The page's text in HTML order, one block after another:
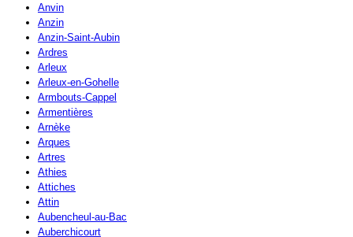
Anvin
Anzin
Anzin-Saint-Aubin
Ardres
Arleux
Arleux-en-Gohelle
Armbouts-Cappel
Armentières
Arnèke
Arques
Artres
Athies
Attiches
Attin
Aubencheul-au-Bac
Auberchicourt